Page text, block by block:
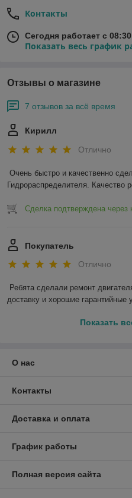
Контакты
Сегодня работает с
Показать весь график
Отзывы о магазине
7 отзывов за всё время
Кирилл
Отлично
Очень быстро и качественно
Гидрораспределителя. Качество
Сделка подтверждена через
Покупатель
Отлично
Ребята сделали ремонт
доставку и хорошие гарантийные
Показать
О нас
Контакты
Доставка и оплата
График работы
Полная версия сайта